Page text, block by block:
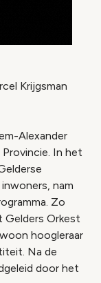
Krijgsman
Alexander
In het
nam
Zo
Gelders Orkest
hoogleraar
Na de
door het